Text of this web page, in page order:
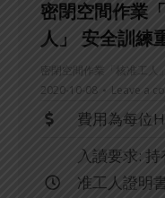
密閉空間作業
人」 安全訓練
密閉空間作業「核准工人
2020-10-08
Leave a
費用為每位
入讀要求:
准工人證明